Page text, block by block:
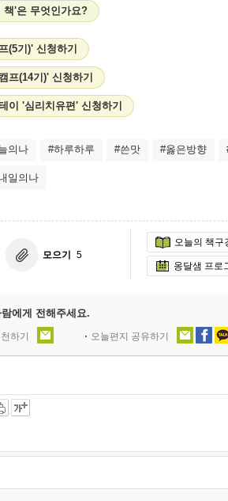
책'은 무엇인가요?
(5기)' 신청하기
프(14기)' 신청하기
이 '심리치유편' 신청하기
의나 #하루하루 #쓴맛 #옳은방향
일의나
모으기 5
오늘의 책구
옹달샘 프로
에게 전해주세요.
하기 오늘편지 공유하기